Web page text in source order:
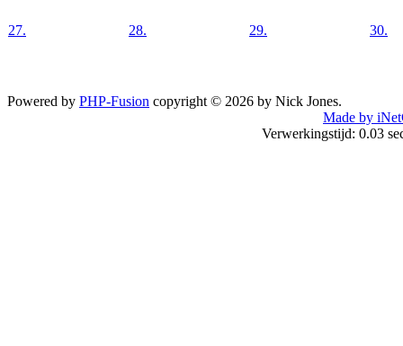
27. 28. 29. 30.
Powered by PHP-Fusion copyright © 2026 by Nick Jones.
Made by
Verwerkingstijd: 0.03